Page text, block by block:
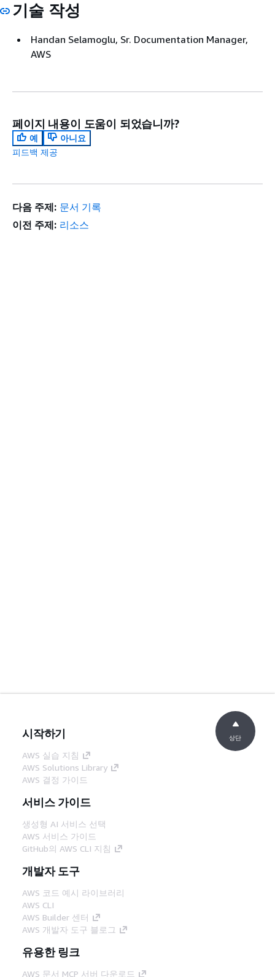
기술 작성
Handan Selamoglu, Sr. Documentation Manager,
AWS
페이지 내용이 도움이 되었습니까?
예
아니요
피드백 제공
다음 주제: 문서 기록
이전 주제: 리소스
시작하기
AWS 실습 지침
AWS Solutions Library
AWS 결정 가이드
서비스 가이드
생성형 AI 서비스 선택
AWS 서비스 가이드
GitHub의 AWS CLI 지침
개발자 도구
AWS 코드 예시 라이브러리
AWS CLI
AWS Builder 센터
AWS 개발자 도구 블로그
유용한 링크
AWS 문서 MCP 서버 다운로드
상단